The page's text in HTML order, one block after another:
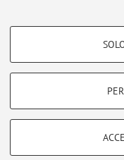
COOKIE DI
COOKIE TECNICI -
Area riservata
Accedi tramiteloginper
Zamboni, 33 -